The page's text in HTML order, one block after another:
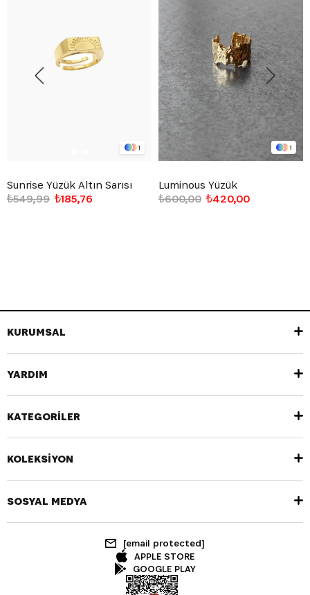
1
Sunrise Yüzük Altın Sarısı
₺185,76
₺549,99
1
Luminous Yüzük
₺420,00
₺600,00
KURUMSAL
YARDIM
KATEGORİLER
KOLEKSİYON
SOSYAL MEDYA
[email protected]
APPLE STORE
GOOGLE PLAY